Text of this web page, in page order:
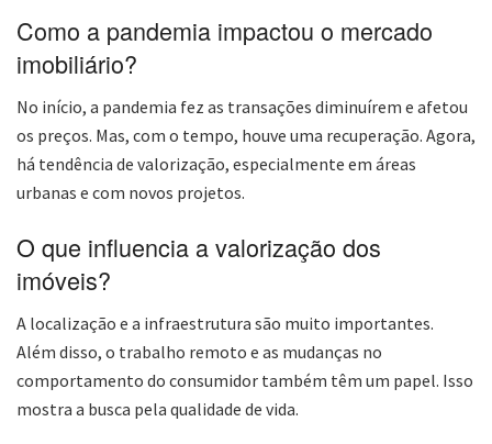
Como a pandemia impactou o mercado
imobiliário?
No início, a pandemia fez as transações diminuírem e afetou
os preços. Mas, com o tempo, houve uma recuperação. Agora,
há tendência de valorização, especialmente em áreas
urbanas e com novos projetos.
O que influencia a valorização dos
imóveis?
A localização e a infraestrutura são muito importantes.
Além disso, o trabalho remoto e as mudanças no
comportamento do consumidor também têm um papel. Isso
mostra a busca pela qualidade de vida.